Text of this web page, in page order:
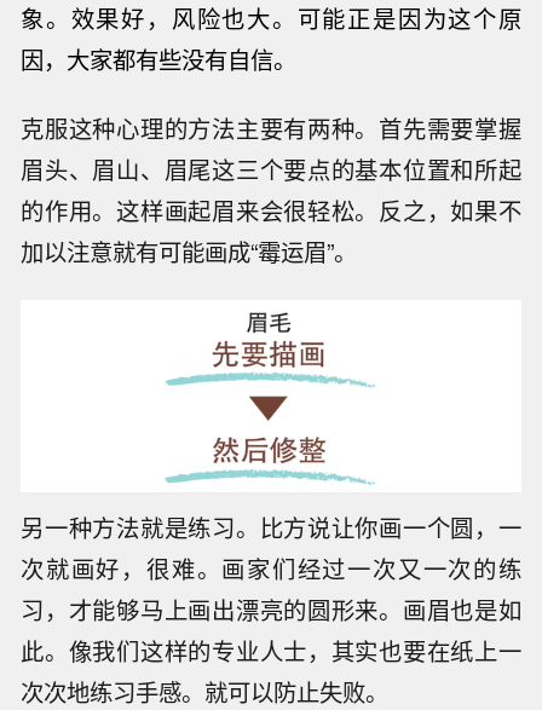
象。效果好，风险也大。可能正是因为这个原
因，大家都有些没有自信。
克服这种心理的方法主要有两种。首先需要掌握
眉头、眉山、眉尾这三个要点的基本位置和所起
的作用。这样画起眉来会很轻松。反之，如果不
加以注意就有可能画成“霉运眉”。
另一种方法就是练习。比方说让你画一个圆，一
次就画好，很难。画家们经过一次又一次的练
习，才能够马上画出漂亮的圆形来。画眉也是如
此。像我们这样的专业人士，其实也要在纸上一
次次地练习手感。就可以防止失败。